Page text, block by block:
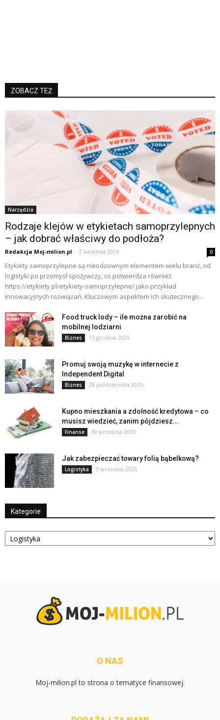
ZOBACZ TEŻ
Narzędzia
Rodzaje klejów w etykietach samoprzylepnych
– jak dobrać właściwy do podłoża?
Redakcja Moj-milion.pl - 2 kwietnia 2026 0
Etykiety samoprzylepne są nieodzownym elementem wielu branż, od
logistyki po przemysł spożywczy, co potwierdza również
https://etykiety.pl/etykiety-samoprzylepne/ jako przykład
innowacyjnych rozwiązań. Kluczowym aspektem ich skutecznego...
Food truck lody – ile można zarobić na
mobilnej lodziarni
Biznes 15 grudnia 2025
Promuj swoją muzykę w internecie z
Independent Digital
Biznes 28 października 2025
Kupno mieszkania a zdolność kredytowa – co
musisz wiedzieć, zanim pójdziesz...
Finanse 30 września 2025
Jak zabezpieczać towary folią bąbelkową?
Logistyka 3 września 2025
Kategorie
Kategorie
O NAS
Moj-milion.pl to strona o tematyce finansowej.